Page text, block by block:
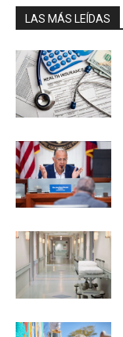
LAS MÁS LEÍDAS